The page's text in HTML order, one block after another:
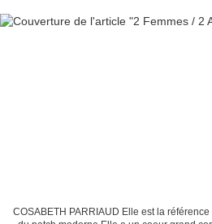
COSABETH PARRIAUD Elle est la